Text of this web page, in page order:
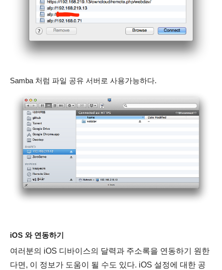
Samba 처럼 파일 공유 서버로 사용가능하다.
iOS 와 연동하기
여러분의 iOS 디바이스의 달력과 주소록을 연동하기 원한
다면, 이 정보가 도움이 될 수도 있다. iOS 설정에 대한 공